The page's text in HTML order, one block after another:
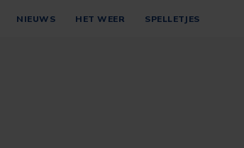
NIEUWS HET WEER SPELLETJES